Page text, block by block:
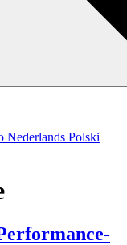
Nederlands Polski